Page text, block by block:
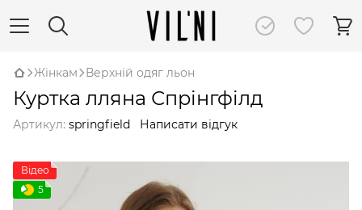
Жінкам Верхній одяг льон
Куртка лляна Спрінгфілд
Артикул: springfield Написати відгук
Відео
5